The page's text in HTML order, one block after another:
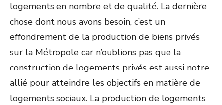
logements en nombre et de qualité. La dernière
chose dont nous avons besoin, c’est un
effondrement de la production de biens privés
sur la Métropole car n’oublions pas que la
construction de logements privés est aussi notre
allié pour atteindre les objectifs en matière de
logements sociaux. La production de logements